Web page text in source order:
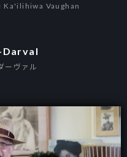
Ka'ilihiwa Vaughan
Darval
ーヴァル